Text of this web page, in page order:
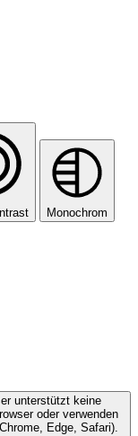
Monochrom
unterstützt keine
oder verwenden
Edge, Safari).